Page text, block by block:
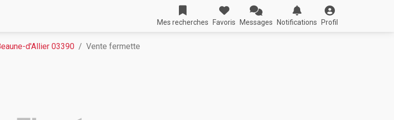
Mes recherches Favoris Messages Notifications Profil
d'Allier 03390 Vente fermette